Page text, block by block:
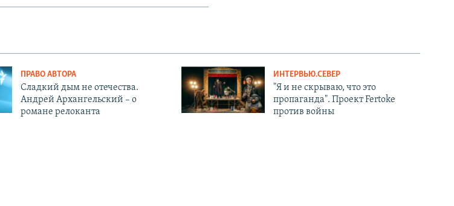
ПРАВО АВТОРА
Сладкий дым не отечества.
Андрей Архангельский – о
романе релоканта
ИНТЕРВЬЮ.СЕВЕР
"Я и не скрываю, что это
пропаганда". Проект Fertoke
против войны